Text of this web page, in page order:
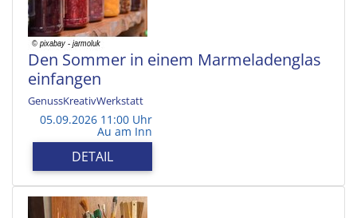
Den Sommer in einem Marmeladenglas
einfangen
GenussKreativWerkstatt
05.09.2026 11:00 Uhr
Au am Inn
DETAIL